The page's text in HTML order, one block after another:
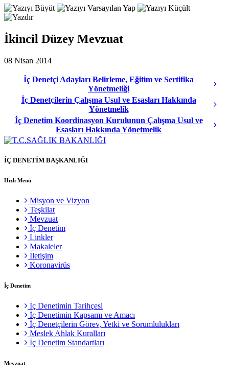
İkincil Düzey Mevzuat
08 Nisan 2014
İç Denetçi Adayları Belirleme, Eğitim ve Sertifika
Yönetmeliği
İç Denetçilerin Çalışma Usul ve Esasları Hakkında
Yönetmelik
İç Denetim Koordinasyon Kurulunun Çalışma Usul ve
Esasları Hakkında Yönetmelik
İÇ DENETİM BAŞKANLIĞI
Hızlı Menü
Misyon ve Vizyon
Teşkilat
Mevzuat
İç Denetim
Linkler
Makaleler
İletişim
Koronavirüs
İç Denetim
İç Denetimin Tarihçesi
İç Denetimin Kapsamı ve Amacı
İç Denetçilerin Görev, Yetki ve Sorumlulukları
Meslek Ahlak Kuralları
İç Denetim Standartları
Mevzuat